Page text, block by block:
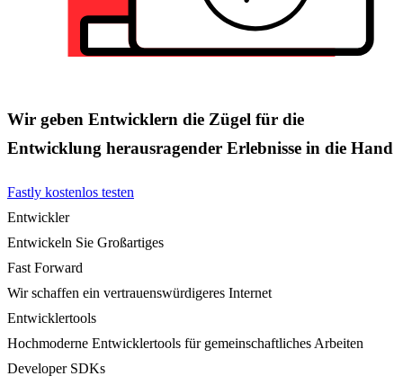
Wir geben Entwicklern die Zügel für die
Entwicklung herausragender Erlebnisse in die Hand
Fastly kostenlos testen
Entwickler
Entwickeln Sie Großartiges
Fast Forward
Wir schaffen ein vertrauenswürdigeres Internet
Entwicklertools
Hochmoderne Entwicklertools für gemeinschaftliches Arbeiten
Developer SDKs